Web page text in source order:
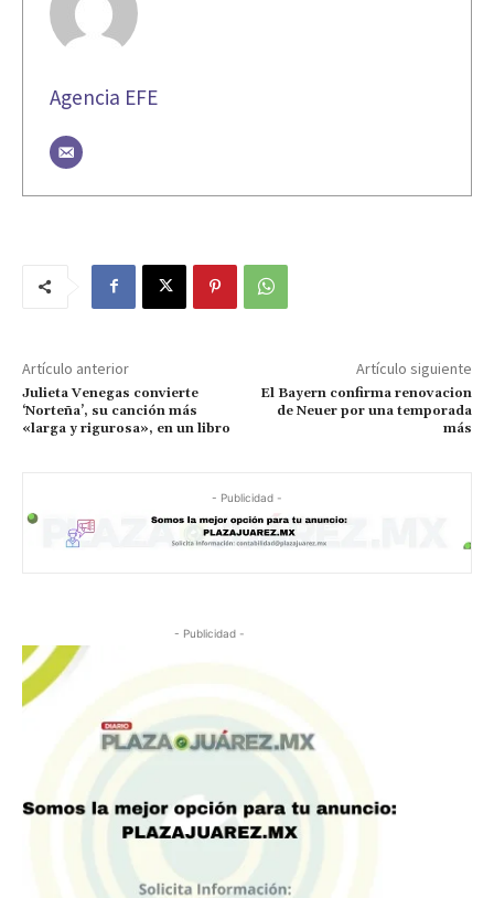
Agencia EFE
Artículo anterior
Julieta Venegas convierte
‘Norteña’, su canción más
«larga y rigurosa», en un libro
Artículo siguiente
El Bayern confirma renovacion
de Neuer por una temporada
más
- Publicidad -
- Publicidad -